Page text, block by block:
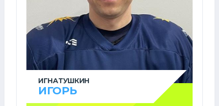
ИГНАТУШКИН
ИГОРЬ